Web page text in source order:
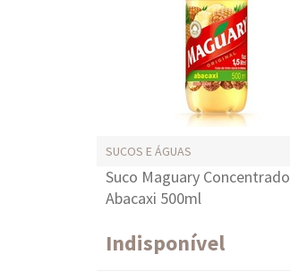
SUCOS E ÁGUAS
Suco Maguary Concentrado
Abacaxi 500ml
Indisponível